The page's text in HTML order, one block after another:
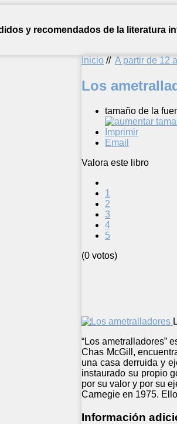
y recomendados de la literatura
Inicio // A partir de 12
Los
tamaño de la
Imprimir
Email
Valora este libro
1
2
3
4
5
(0 votos)
“Los ametralladores”
Chas McGill,
una casa derruida y
instaurado su propio
por su valor y por su
Carnegie en 1975.
Información